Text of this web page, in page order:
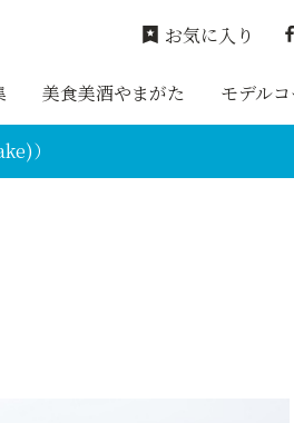
美食美酒やまがた モデル
お気に入り
）